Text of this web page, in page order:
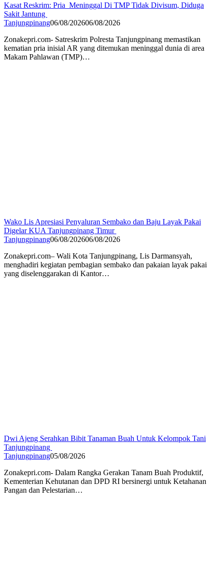
Kasat Reskrim: Pria Meninggal Di TMP Tidak Divisum, Diduga
Sakit Jantung
Tanjungpinang06/08/202606/08/2026
Zonakepri.com- Satreskrim Polresta Tanjungpinang memastikan
kematian pria inisial AR yang ditemukan meninggal dunia di area
Makam Pahlawan (TMP)…
Wako Lis Apresiasi Penyaluran Sembako dan Baju Layak Pakai
Digelar KUA Tanjungpinang Timur
Tanjungpinang06/08/202606/08/2026
Zonakepri.com– Wali Kota Tanjungpinang, Lis Darmansyah,
menghadiri kegiatan pembagian sembako dan pakaian layak pakai
yang diselenggarakan di Kantor…
Dwi Ajeng Serahkan Bibit Tanaman Buah Untuk Kelompok Tani
Tanjungpinang
Tanjungpinang05/08/2026
Zonakepri.com- Dalam Rangka Gerakan Tanam Buah Produktif,
Kementerian Kehutanan dan DPD RI bersinergi untuk Ketahanan
Pangan dan Pelestarian…